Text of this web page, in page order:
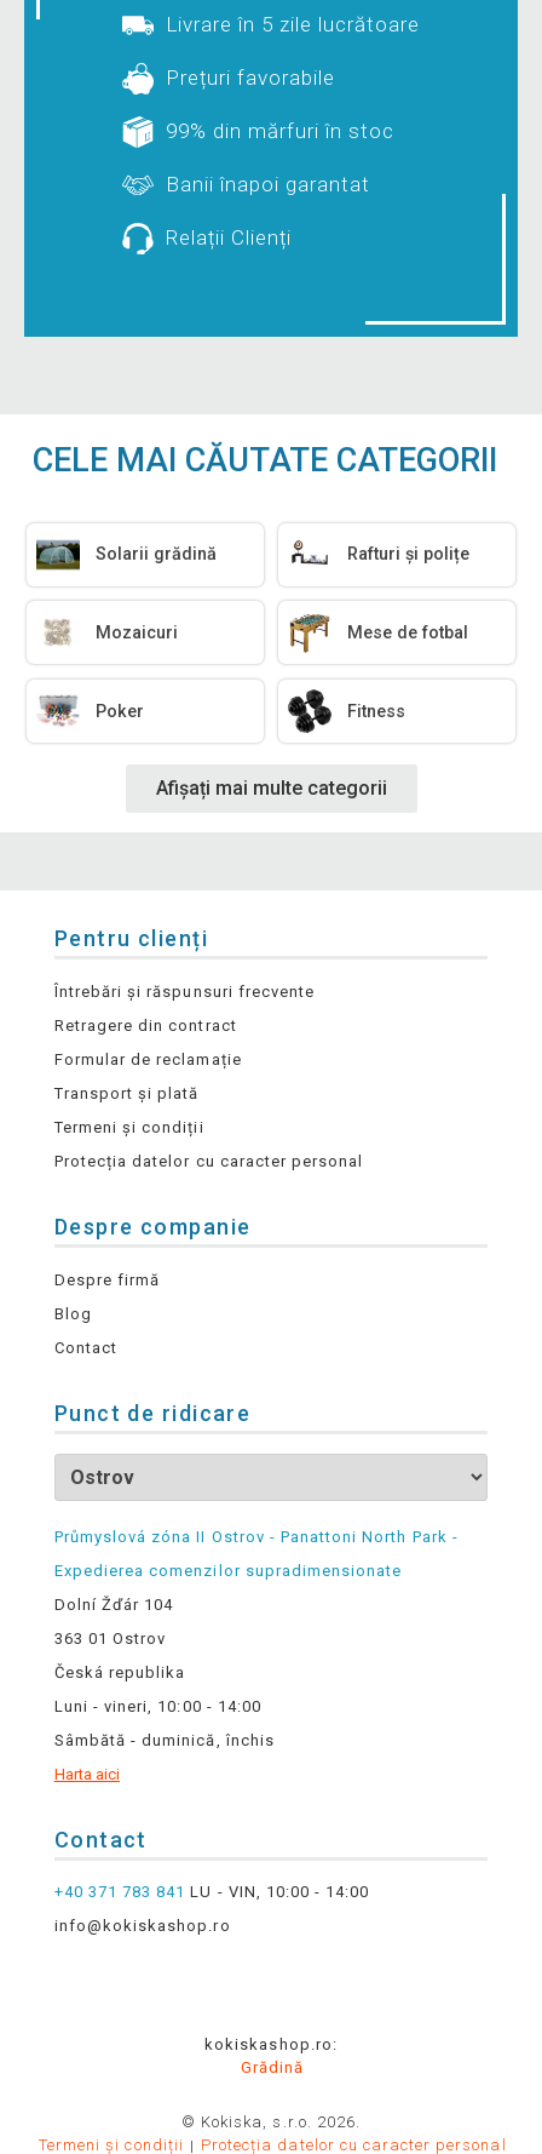
Livrare în 5 zile lucrătoare
Prețuri favorabile
99% din mărfuri în stoc
Banii înapoi garantat
Relații Clienți
CELE MAI CĂUTATE CATEGORII
Solarii grădină Rafturi și polițe
Mozaicuri Mese de fotbal
Poker Fitness
Afișați mai multe categorii
Pentru clienți
Întrebări și răspunsuri frecvente
Retragere din contract
Formular de reclamație
Transport și plată
Termeni și condiții
Protecția datelor cu caracter personal
Despre companie
Despre firmă
Blog
Contact
Punct de ridicare
Průmyslová zóna II Ostrov - Panattoni North Park -
Expedierea comenzilor supradimensionate
Dolní Žďár 104
363 01 Ostrov
Česká republika
Luni - vineri, 10:00 - 14:00
Sâmbătă - duminică, închis
Harta aici
Contact
+40 371 783 841 LU - VIN, 10:00 - 14:00
info@kokiskashop.ro
kokiskashop.ro:
Grădină
© Kokiska, s.r.o. 2026.
Termeni și condiții
Protecția datelor cu caracter personal